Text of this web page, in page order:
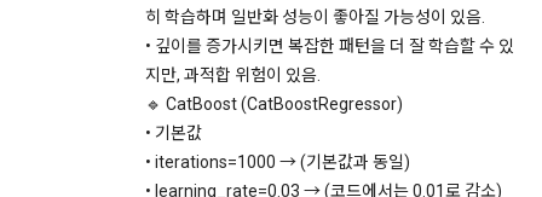
8. "회원"은 본 서비스를 건전한 대회 참여, 학습의 목적, “기업회
원”의 채용 의뢰에 대한 지원 이외의 목적으로 사용해서는 안 되
며 이용 중 다음 각 호의 행위를 해서는 안 된다.
가. “회사”의 사전동의 없이 상업적인 용도로 서비스를 사용하는
나. 타인의 지식재산권 등의 권리를 침해하는 행위
11. 아동의 개인정보 보호
"회사"는 ‘인재풀 등록’ 시, 만14세 미만의 아동은 구직활동을 할
수 없다고 판단하여 만14세 미만 아동의 ‘인재풀 등록’을 받지
히 학습하며 일반화 성능이 좋아질 가능성이 있음.
• 깊이를 증가시키면 복잡한 패턴을 더 잘 학습할 수 있
지만, 과적합 위험이 있음.
🔹 CatBoost (CatBoostRegressor)
• 기본값
• iterations=1000 → (기본값과 동일)
• learning_rate=0.03 → (코드에서는 0.01로 감소)